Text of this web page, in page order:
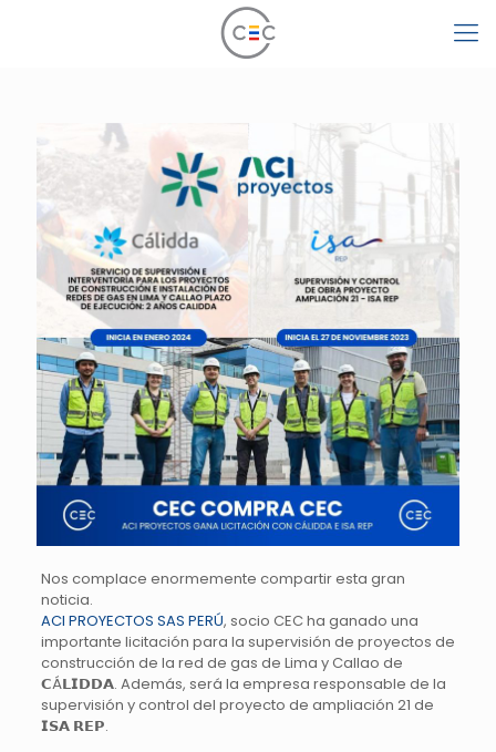
Nos complace enormemente compartir esta gran
noticia.
ACI PROYECTOS SAS PERÚ, socio CEC ha ganado una
importante licitación para la supervisión de proyectos de
construcción de la red de gas de Lima y Callao de
𝗖Á𝗟𝗜𝗗𝗗𝗔. Además, será la empresa responsable de la
supervisión y control del proyecto de ampliación 21 de
𝗜𝗦𝗔 𝗥𝗘𝗣.